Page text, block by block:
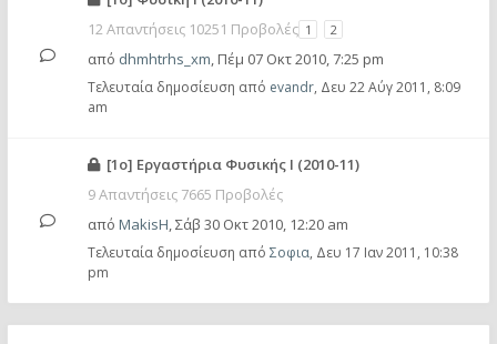
12 Απαντήσεις 10251 Προβολές 1 2
από dhmhtrhs_xm, Πέμ 07 Οκτ 2010, 7:25 pm
Τελευταία δημοσίευση από evandr, Δευ 22 Αύγ 2011, 8:09
am
[1o] Εργαστήρια Φυσικής Ι (2010-11)
9 Απαντήσεις 7665 Προβολές
από MakisH,Σάβ 30 Οκτ 2010, 12:20 am
Τελευταία δημοσίευση από Σοφια, Δευ 17 Ιαν 2011, 10:38
pm